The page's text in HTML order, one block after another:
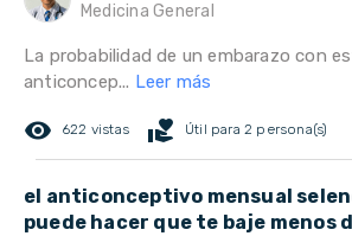
Medicina General
La probabilidad de un embarazo con
anticoncep... Leer más
remove_red_eye 622 vistas volunteer_activism Útil para 2 persona(s)
el anticonceptivo mensual
puede hacer que te baje menos